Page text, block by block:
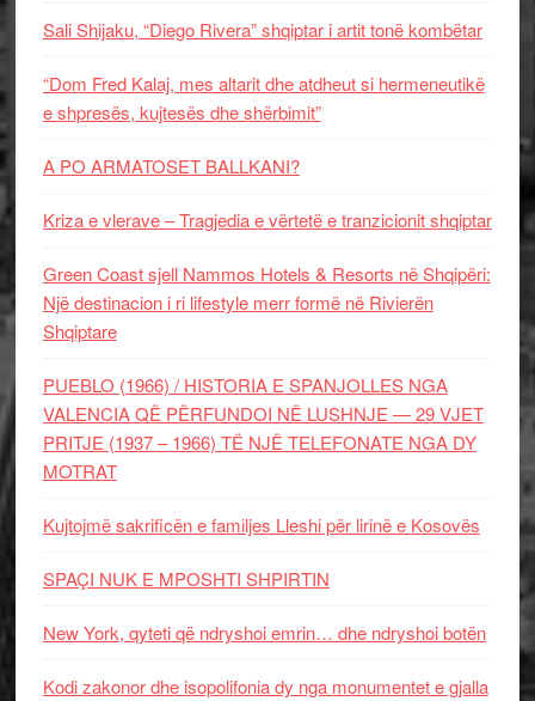
Sali Shijaku, “Diego Rivera” shqiptar i artit tonë kombëtar
“Dom Fred Kalaj, mes altarit dhe atdheut si hermeneutikë
e shpresës, kujtesës dhe shërbimit”
A PO ARMATOSET BALLKANI?
Kriza e vlerave – Tragjedia e vërtetë e tranzicionit shqiptar
Green Coast sjell Nammos Hotels & Resorts në Shqipëri:
Një destinacion i ri lifestyle merr formë në Rivierën
Shqiptare
PUEBLO (1966) / HISTORIA E SPANJOLLES NGA
VALENCIA QË PËRFUNDOI NË LUSHNJE — 29 VJET
PRITJE (1937 – 1966) TË NJË TELEFONATE NGA DY
MOTRAT
Kujtojmë sakrificën e familjes Lleshi për lirinë e Kosovës
SPAÇI NUK E MPOSHTI SHPIRTIN
New York, qyteti që ndryshoi emrin… dhe ndryshoi botën
Kodi zakonor dhe isopolifonia dy nga monumentet e gjalla